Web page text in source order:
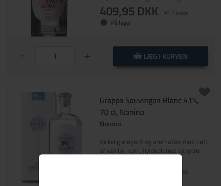
409,95 DKK Pr. flaske
På lager
- + LÆG I KURVEN
Grappa Sauvingon Blanc 41%,
70 cl, Nonino
Nonino
Virkelig elegant og aromatisk med duft
af vanilje, korn, hyldeblomst og grøn
Pr. flaske